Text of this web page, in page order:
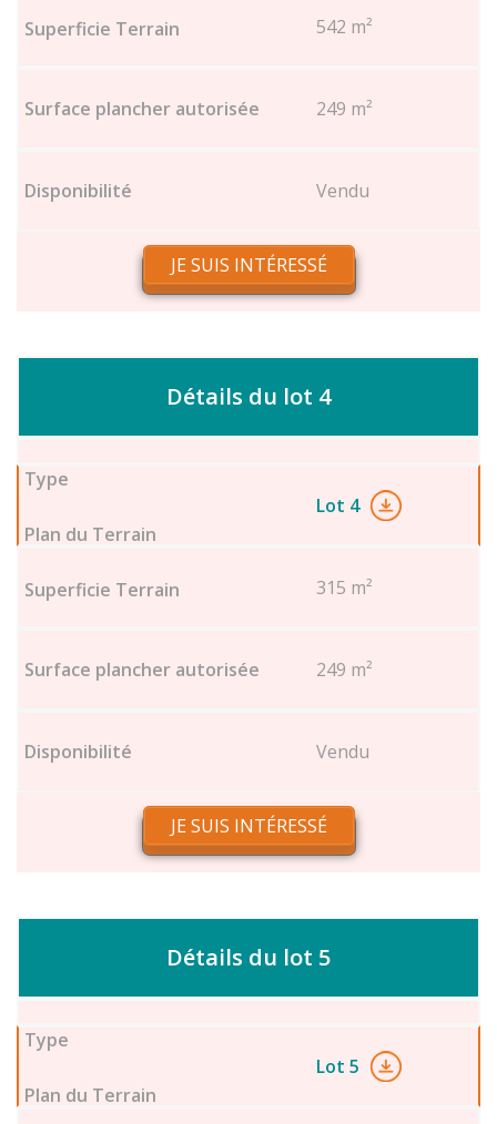
542 m²
249 m²
Vendu
JE SUIS INTÉRESSÉ
Détails du lot 4
Lot 4
315 m²
249 m²
Vendu
JE SUIS INTÉRESSÉ
Détails du lot 5
Lot 5